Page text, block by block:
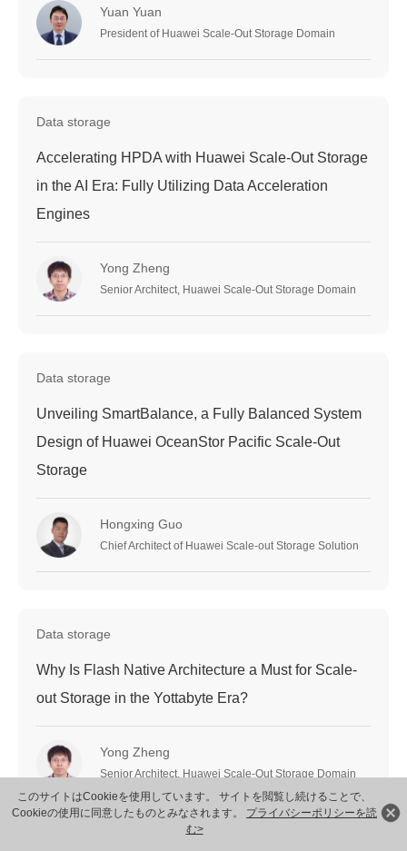
このサイトはCookieを使用しています。 サイトを閲覧し続けることで、
Cookieの使用に同意したものとみなされます。 プライバシーポリシーを読
む>
Yuan Yuan
President of Huawei Scale-Out Storage Domain
Data storage
Accelerating HPDA with Huawei Scale-Out Storage
in the AI Era: Fully Utilizing Data Acceleration
Engines
Yong Zheng
Senior Architect, Huawei Scale-Out Storage Domain
Data storage
Unveiling SmartBalance, a Fully Balanced System
Design of Huawei OceanStor Pacific Scale-Out
Storage
Hongxing Guo
Chief Architect of Huawei Scale-out Storage Solution
Data storage
Why Is Flash Native Architecture a Must for Scale-
out Storage in the Yottabyte Era?
Yong Zheng
Senior Architect, Huawei Scale-Out Storage Domain